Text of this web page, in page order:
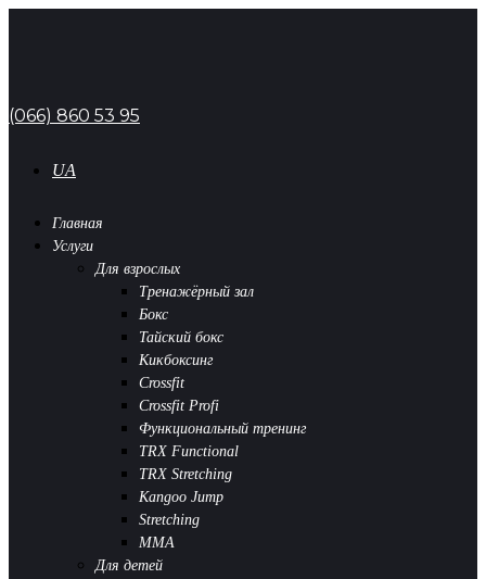
(066) 860 53 95
UA
Главная
Услуги
Для взрослых
Тренажёрный зал
Бокс
Тайский бокс
Кикбоксинг
Crossfit
Crossfit Profi
Функциональный тренинг
TRX Functional
TRX Stretching
Kangoo Jump
Stretching
MMA
Для детей